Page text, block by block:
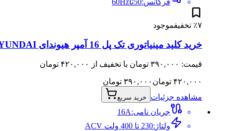
٪۷ تخفیفموجود
خرید کلید مینیاتوری تک پل 16 آمپر هیوندای HYUNDAI مدل HGD 63N
قیمت: ۳۹۰,۰۰۰ تومان با تخفیف از ۴۲۰,۰۰۰ تومان
۴۲۰,۰۰۰ تومان ۳۹۰,۰۰۰ تومان
مشاهده جزئیات
خرید سریع
جریان نامی:
16A
ولتاژ :230 تا 400 ولت AC
V